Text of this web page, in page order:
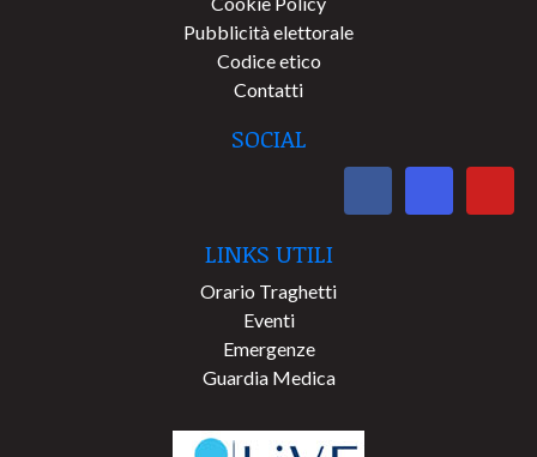
Pubblicità elettorale
Codice etico
Contatti
SOCIAL
LINKS UTILI
Orario Traghetti
Eventi
Emergenze
Guardia Medica